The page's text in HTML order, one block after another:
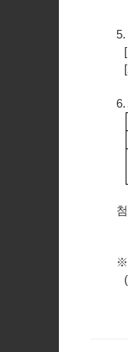
5.
[1
[2
6.
※
(